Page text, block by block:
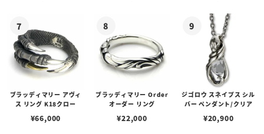
ブラッディマリー アヴィ
ス リング K18クロー
¥66,000
ブラッディマリー Order
オーダー リング
¥22,000
ジゴロウ スネイプス シル
バー ペンダント/クリア
¥20,900